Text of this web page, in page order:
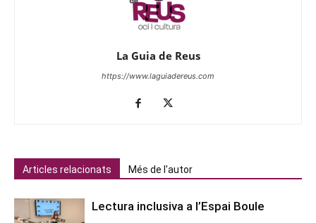
La Guia de Reus
https://www.laguiadereus.com
Articles relacionats Més de l'autor
Lectura inclusiva a l’Espai Boule